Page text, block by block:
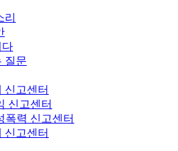
리
다
질문
신고센터
신고센터
폭력 신고센터
신고센터